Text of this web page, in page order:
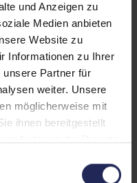
und Anzeigen zu
Medien anbieten
Website zu
Informationen zu Ihrer
unsere Partner für
weiter. Unsere
möglicherweise mit
ihnen bereitgestellt
Rabatt auf den
der Netzentgelte
Stromzähler nötig